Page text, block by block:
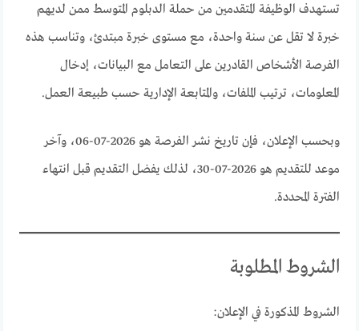
تستهدف الوظيفة المتقدمين من حملة الدبلوم المتوسط ممن لديهم
خبرة لا تقل عن سنة واحدة، مع مستوى خبرة مبتدئ، وتناسب هذه
الفرصة الأشخاص القادرين على التعامل مع البيانات، إدخال
المعلومات، ترتيب الملفات، والمتابعة الإدارية حسب طبيعة العمل.
وبحسب الإعلان، فإن تاريخ نشر الفرصة هو 2026-07-06، وآخر
موعد للتقديم هو 2026-07-30، لذلك يفضل التقديم قبل انتهاء
الفترة المحددة.
الشروط المطلوبة
الشروط المذكورة في الإعلان: